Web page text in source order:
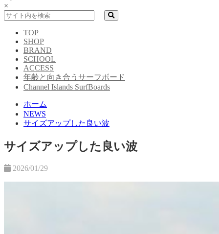
×
TOP
SHOP
BRAND
SCHOOL
ACCESS
年齢と向き合うサーフボード
Channel Islands SurfBoards
ホーム
NEWS
サイズアップした良い波
サイズアップした良い波
2026/01/29